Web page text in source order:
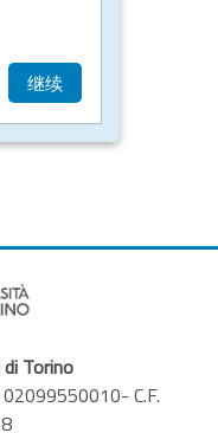
继续
Torino
C.F.